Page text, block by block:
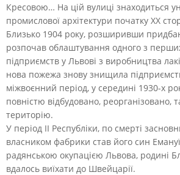
Кресовою… На цій вулиці знаходиться
промислової архітектури початку XX
Близько 1904 року, розширивши
розпочав облаштування одного з
підприємств у Львові з виробництва
нова пожежа знову знищила
міжвоєнний період, у середині 1930-х
повністю відбудовано, реорганізовано,
територію.
У період II Республіки, по смерті
власником фабрики став його син
радянською окупацією Львова, родині
вдалось виїхати до Швейцарії.